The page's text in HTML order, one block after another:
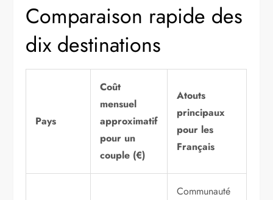
Comparaison rapide des
dix destinations
Pays
Coût
mensuel
approximatif
pour un
couple (€)
Atouts
principaux
pour les
Français
Communauté